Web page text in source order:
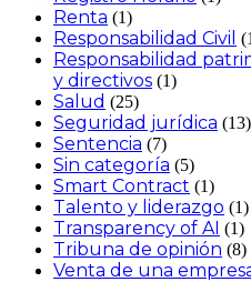
Renta (1)
Responsabilidad Civil
Responsabilidad
y directivos (1)
Salud (25)
Seguridad jurídica (13)
Sentencia (7)
Sin categoría (5)
Smart Contract (1)
Talento y liderazgo (1)
Transparency of AI (1)
Tribuna de opinión (8)
Venta de una